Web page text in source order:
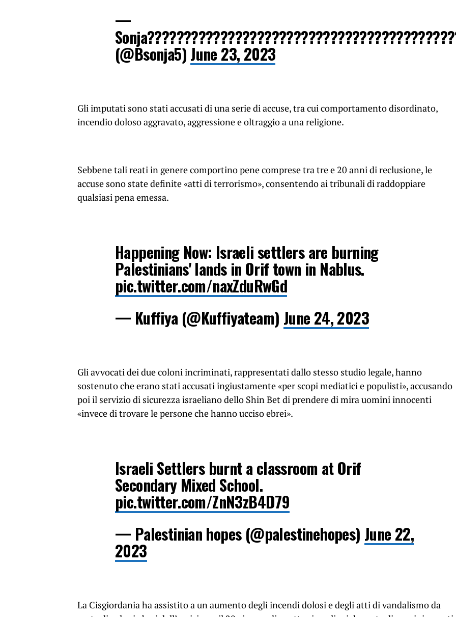
—
(@Bsonja5) June 23, 2023
Gli imputati sono stati accusati di una serie di accuse, tra cui comportamento disordinato,
incendio doloso aggravato, aggressione e oltraggio a una religione.
Sebbene tali reati in genere comportino pene comprese tra tre e 20 anni di reclusione, le
accuse sono state definite «atti di terrorismo», consentendo ai tribunali di raddoppiare
qualsiasi pena emessa.
Happening Now: Israeli settlers are burning
Palestinians' lands in Orif town in Nablus.
pic.twitter.com/naxZduRwGd
— Kuffiya (@Kuffiyateam) June 24, 2023
Gli avvocati dei due coloni incriminati, rappresentati dallo stesso studio legale, hanno
sostenuto che erano stati accusati ingiustamente «per scopi mediatici e populisti», accusando
poi il servizio di sicurezza israeliano dello Shin Bet di prendere di mira uomini innocenti
«invece di trovare le persone che hanno ucciso ebrei».
Israeli Settlers burnt a classroom at Orif
Secondary Mixed School.
pic.twitter.com/ZnN3zB4D79
— Palestinian hopes (@palestinehopes) June 22,
2023
La Cisgiordania ha assistito a un aumento degli incendi dolosi e degli atti di vandalismo da